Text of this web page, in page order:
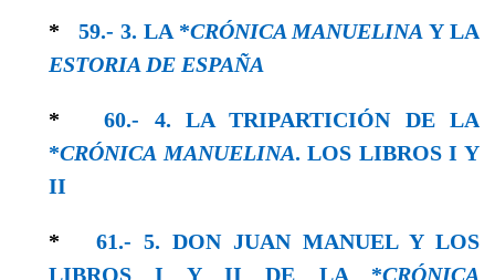
*59.- 3. LA *CRÓNICA MANUELINA Y LA
ESTORIA DE ESPAÑA
*60.- 4. LA TRIPARTICIÓN DE LA
*CRÓNICA MANUELINA. LOS LIBROS I Y
II
* 61.- 5. DON JUAN MANUEL Y LOS
LIBROS I Y II DE LA *CRÓNICA